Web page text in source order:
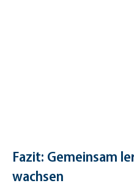
Fazit: Gemeinsam
wachsen